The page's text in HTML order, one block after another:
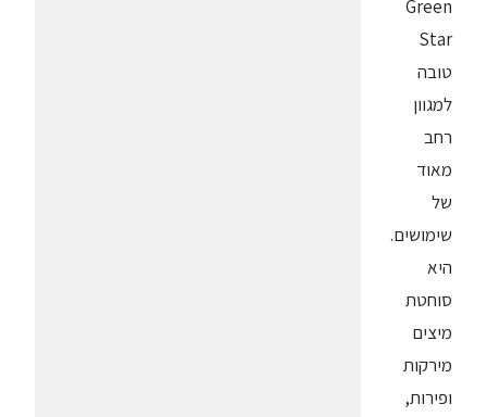
Green
Star
טובה
למגוון
רחב
מאוד
של
שימושים.
היא
סוחטת
מיצים
מירקות
ופירות,